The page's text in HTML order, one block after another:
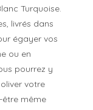
Turquoise.
livrés dans
égayer vos
ou en
pourrez y
votre
même